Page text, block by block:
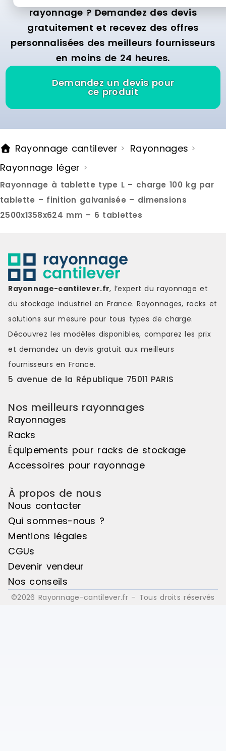
rayonnage ? Demandez des devis
gratuitement et recevez des offres
personnalisées des meilleurs fournisseurs
en moins de 24 heures.
Demandez un devis pour
ce produit
Rayonnage cantilever > Rayonnages >
Rayonnage léger >
Rayonnage à tablette type L – charge 100 kg par
tablette – finition galvanisée – dimensions
2500x1358x624 mm – 6 tablettes
Rayonnage-cantilever.fr, l’expert du rayonnage et
du stockage industriel en France. Rayonnages, racks et
solutions sur mesure pour tous types de charge.
Découvrez les modèles disponibles, comparez les prix
et demandez un devis gratuit aux meilleurs
fournisseurs en France.
5 avenue de la République 75011 PARIS
Nos meilleurs rayonnages
Rayonnages
Racks
Équipements pour racks de stockage
Accessoires pour rayonnage
À propos de nous
Nous contacter
Qui sommes-nous ?
Mentions légales
CGUs
Devenir vendeur
Nos conseils
©2026 Rayonnage-cantilever.fr – Tous droits réservés